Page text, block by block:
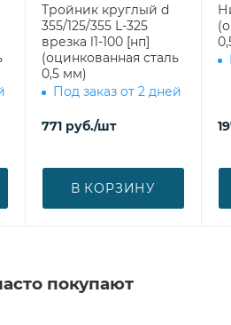
Тройник круглый d
355/125/355 L-325
врезка l1-100 [нп]
(оцинкованная сталь
0,5 мм)
Под заказ от 2 дней
771 руб./шт
В КОРЗИНУ
покупают